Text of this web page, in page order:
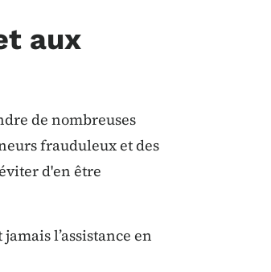
aux
de nombreuses
frauduleux et des
d'en être
l’assistance en